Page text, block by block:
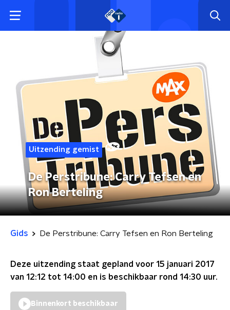
Uitzending gemist
De Perstribune: Carry Tefsen en
Ron Berteling
Gids De Perstribune: Carry Tefsen en Ron Berteling
Deze uitzending staat gepland voor 15 januari 2017
van 12:12 tot 14:00 en is beschikbaar rond 14:30 uur.
Binnenkort beschikbaar